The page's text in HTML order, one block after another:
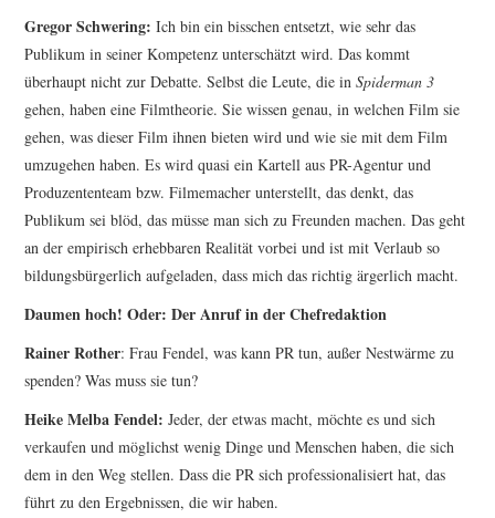
Gregor Schwering: Ich bin ein bisschen entsetzt, wie sehr das
Publikum in seiner Kompetenz un­terschätzt wird. Das kommt
überhaupt nicht zur Debatte. Selbst die Leute, die inSpiderman 3
gehen, haben eine Filmtheorie. Sie wissen genau, in welchen Film sie
gehen, was dieser Film ihnen bieten wird und wie sie mit dem Film
umzugehen haben. Es wird quasi ein Kartell aus PR-Agentur und
Produzententeam bzw. Filmemacher unterstellt, das denkt, das
Publikum sei blöd, das müsse man sich zu Freunden machen. Das geht
an der empirisch erhebbaren Realität vorbei und ist mit Verlaub so
bildungsbürgerlich aufgeladen, dass mich das richtig ärgerlich macht.
Daumen hoch! Oder: Der Anruf in der Chefredaktion
Rainer Rother: Frau Fendel, was kann PR tun, außer Nestwärme zu
spenden? Was muss sie tun?
Heike Melba Fendel: Jeder, der etwas macht, möchte es und sich
verkaufen und möglichst wenig Dinge und Menschen haben, die sich
dem in den Weg stellen. Dass die PR sich professionalisiert hat, das
führt zu den Ergebnissen, die wir haben.